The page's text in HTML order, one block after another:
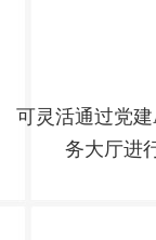
可灵活通过党
务大厅进